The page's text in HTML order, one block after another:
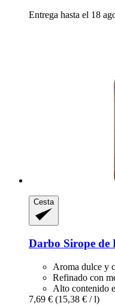
Entrega hasta el 18
Cesta
Darbo Sirope de
Aroma dulce y
Refinado con
Alto contenido
7,69 € (15,38 € / l)